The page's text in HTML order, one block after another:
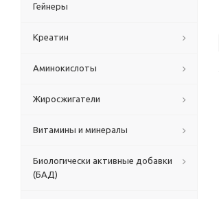
Гейнеры
Креатин
Аминокислоты
Жиросжигатели
Витамины и минералы
Биологически активные добавки
(БАД)